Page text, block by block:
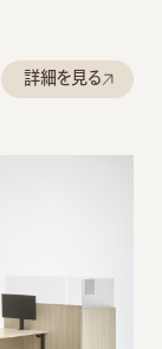
詳細を見る